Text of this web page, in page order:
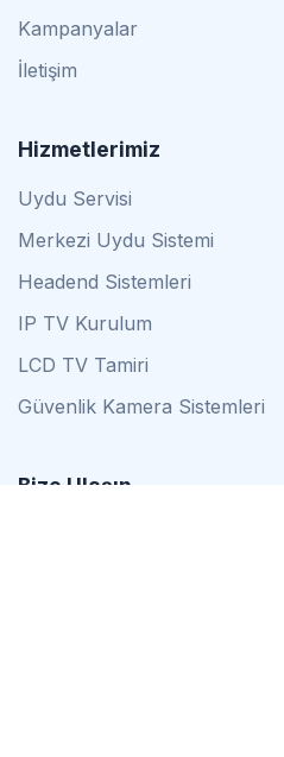
Kampanyalar
İletişim
Hizmetlerimiz
Uydu Servisi
Merkezi Uydu Sistemi
Headend Sistemleri
IP TV Kurulum
LCD TV Tamiri
Güvenlik Kamera Sistemleri
Bize Ulaşın